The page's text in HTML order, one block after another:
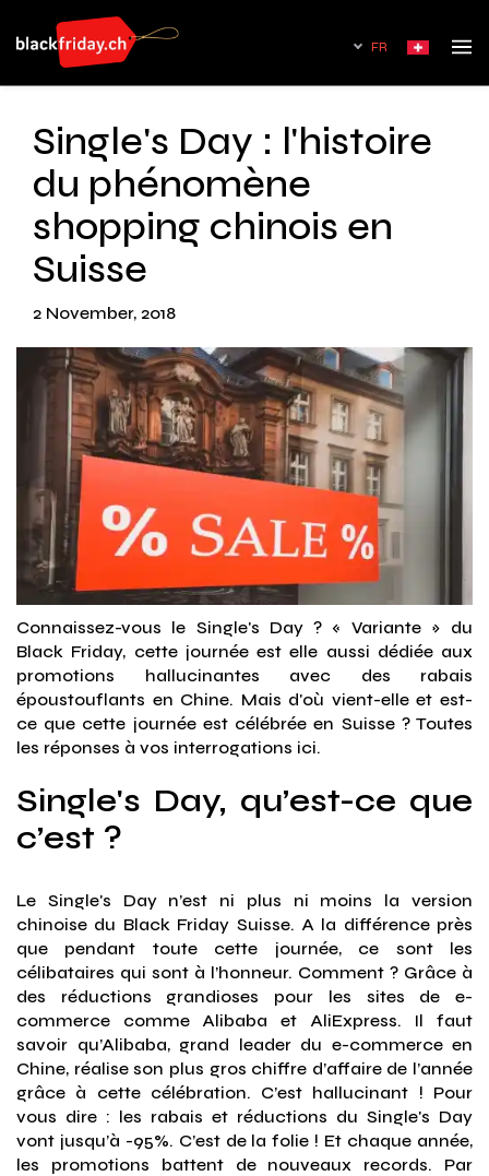
FR
Single's Day : l'histoire
du phénomène
shopping chinois en
Suisse
2 November, 2018
Connaissez-vous le Single's Day ? « Variante » du
Black Friday, cette journée est elle aussi dédiée aux
promotions hallucinantes avec des rabais
époustouflants en Chine. Mais d'où vient-elle et est-
ce que cette journée est célébrée en Suisse ? Toutes
les réponses à vos interrogations ici.
Single's Day, qu’est-ce que
c’est ?
Le Single's Day n’est ni plus ni moins la version
chinoise du Black Friday Suisse. A la différence près
que pendant toute cette journée, ce sont les
célibataires qui sont à l’honneur. Comment ? Grâce à
des réductions grandioses pour les sites de e-
commerce comme Alibaba et AliExpress. Il faut
savoir qu’Alibaba, grand leader du e-commerce en
Chine, réalise son plus gros chiffre d’affaire de l’année
grâce à cette célébration. C’est hallucinant ! Pour
vous dire : les rabais et réductions du Single's Day
vont jusqu’à -95%. C’est de la folie ! Et chaque année,
les promotions battent de nouveaux records. Par